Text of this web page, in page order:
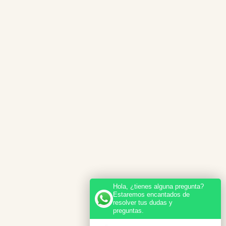
Hola, ¿tienes alguna pregunta?
Estaremos encantados de
resolver tus dudas y
preguntas.